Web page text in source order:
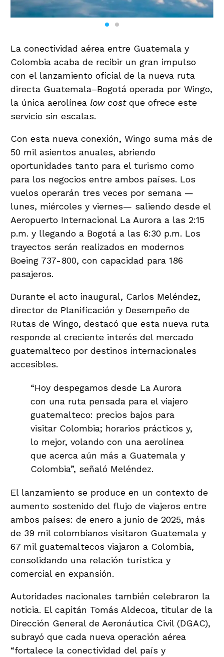
La conectividad aérea entre Guatemala y
Colombia acaba de recibir un gran impulso
con el lanzamiento oficial de la nueva ruta
directa Guatemala–Bogotá operada por Wingo,
la única aerolínea low costque ofrece este
servicio sin escalas.
Con esta nueva conexión, Wingo suma más de
50 mil asientos anuales, abriendo
oportunidades tanto para el turismo como
para los negocios entre ambos países. Los
vuelos operarán tres veces por semana —
lunes, miércoles y viernes— saliendo desde el
Aeropuerto Internacional La Aurora a las 2:15
p.m. y llegando a Bogotá a las 6:30 p.m. Los
trayectos serán realizados en modernos
Boeing 737-800, con capacidad para 186
pasajeros.
Durante el acto inaugural, Carlos Meléndez,
director de Planificación y Desempeño de
Rutas de Wingo, destacó que esta nueva ruta
responde al creciente interés del mercado
guatemalteco por destinos internacionales
accesibles.
“Hoy despegamos desde La Aurora
con una ruta pensada para el viajero
guatemalteco: precios bajos para
visitar Colombia; horarios prácticos y,
lo mejor, volando con una aerolínea
que acerca aún más a Guatemala y
Colombia”, señaló Meléndez.
El lanzamiento se produce en un contexto de
aumento sostenido del flujo de viajeros entre
ambos países: de enero a junio de 2025, más
de 39 mil colombianos visitaron Guatemala y
67 mil guatemaltecos viajaron a Colombia,
consolidando una relación turística y
comercial en expansión.
Autoridades nacionales también celebraron la
noticia. El capitán Tomás Aldecoa, titular de la
Dirección General de Aeronáutica Civil (DGAC),
subrayó que cada nueva operación aérea
“fortalece la conectividad del país y